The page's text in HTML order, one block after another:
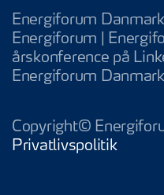
Energiforum
Energiforum |
årskonference på
Energiforum
Copyright©
Privatlivspolitik